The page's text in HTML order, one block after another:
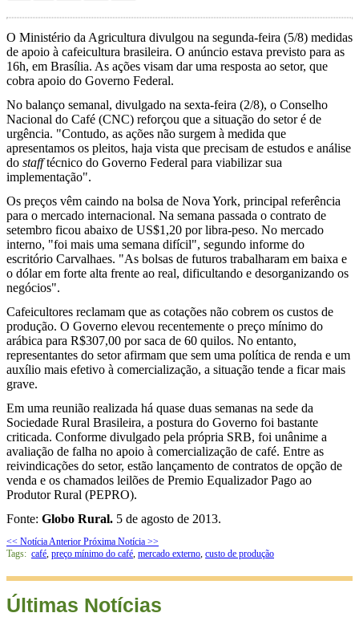
O Ministério da Agricultura divulgou na segunda-feira (5/8) medidas
de apoio à cafeicultura brasileira. O anúncio estava previsto para as
16h, em Brasília. As ações visam dar uma resposta ao setor, que
cobra apoio do Governo Federal.
No balanço semanal, divulgado na sexta-feira (2/8), o Conselho
Nacional do Café (CNC) reforçou que a situação do setor é de
urgência. "Contudo, as ações não surgem à medida que
apresentamos os pleitos, haja vista que precisam de estudos e análise
do stafftécnico do Governo Federal para viabilizar sua
implementação".
Os preços vêm caindo na bolsa de Nova York, principal referência
para o mercado internacional. Na semana passada o contrato de
setembro ficou abaixo de US$1,20 por libra-peso. No mercado
interno, "foi mais uma semana difícil", segundo informe do
escritório Carvalhaes. "As bolsas de futuros trabalharam em baixa e
o dólar em forte alta frente ao real, dificultando e desorganizando os
negócios".
Cafeicultores reclamam que as cotações não cobrem os custos de
produção. O Governo elevou recentemente o preço mínimo do
arábica para R$307,00 por saca de 60 quilos. No entanto,
representantes do setor afirmam que sem uma política de renda e um
auxílio mais efetivo à comercialização, a situação tende a ficar mais
grave.
Em uma reunião realizada há quase duas semanas na sede da
Sociedade Rural Brasileira, a postura do Governo foi bastante
criticada. Conforme divulgado pela própria SRB, foi unânime a
avaliação de falha no apoio à comercialização de café. Entre as
reivindicações do setor, estão lançamento de contratos de opção de
venda e os chamados leilões de Premio Equalizador Pago ao
Produtor Rural (PEPRO).
Fonte: Globo Rural. 5 de agosto de 2013.
<< Notícia Anterior Próxima Notícia >>
Tags: café, preço mínimo do café, mercado externo, custo de produção
Últimas Notícias